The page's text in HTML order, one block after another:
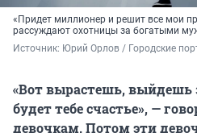
«Придет миллионер и решит все мои
рассуждают охотницы за богатыми
Источник: Юрий Орлов / Городские
«Вот вырастешь, выйдешь
будет тебе счастье», —
девочкам. Потом эти